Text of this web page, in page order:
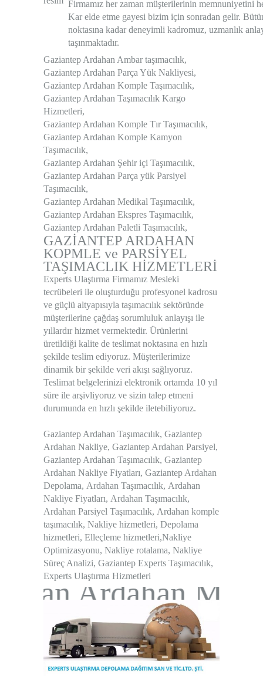
Firmamız her zaman müşterilerinin memnuniyetini
Kar elde etme gayesi bizim için sonradan gelir.
noktasına kadar deneyimli kadromuz, uzmanlık
taşınmaktadır.
Gaziantep Ardahan Ambar taşımacılık,
Gaziantep Ardahan Parça Yük Nakliyesi,
Gaziantep Ardahan Komple Taşımacılık,
Gaziantep Ardahan Taşımacılık Kargo
Hizmetleri,
Gaziantep Ardahan Komple Tır Taşımacılık,
Gaziantep Ardahan Komple Kamyon
Taşımacılık,
Gaziantep Ardahan Şehir içi Taşımacılık,
Gaziantep Ardahan Parça yük Parsiyel
Taşımacılık,
Gaziantep Ardahan Medikal Taşımacılık,
Gaziantep Ardahan Ekspres Taşımacılık,
Gaziantep Ardahan Paletli Taşımacılık,
GAZİANTEPARDAHAN
KOPMLE ve PARSİYEL
TAŞIMACLIK HİZMETLERİ
Experts Ulaştırma Firmamız Mesleki
tecrübeleri ile oluşturduğu profesyonel kadrosu
ve güçlü altyapısıyla taşımacılık sektöründe
müşterilerine çağdaş sorumluluk anlayışı ile
yıllardır hizmet vermektedir. Ürünlerini
üretildiği kalite de teslimat noktasına en hızlı
şekilde teslim ediyoruz. Müşterilerimize
dinamik bir şekilde veri akışı sağlıyoruz.
Teslimat belgelerinizi elektronik ortamda 10 yıl
süre ile arşivliyoruz ve sizin talep etmeni
durumunda en hızlı şekilde iletebiliyoruz.
Gaziantep Ardahan Taşımacılık, Gaziantep
Ardahan Nakliye, Gaziantep Ardahan Parsiyel,
Gaziantep Ardahan Taşımacılık, Gaziantep
Ardahan Nakliye Fiyatları, Gaziantep Ardahan
Depolama, Ardahan Taşımacılık, Ardahan
Nakliye Fiyatları, Ardahan Taşımacılık,
Ardahan Parsiyel Taşımacılık, Ardahan komple
taşımacılık, Nakliye hizmetleri, Depolama
hizmetleri, Elleçleme hizmetleri,Nakliye
Optimizasyonu, Nakliye rotalama, Nakliye
Süreç Analizi, Gaziantep Experts Taşımacılık,
Experts Ulaştırma Hizmetleri
Ardahan